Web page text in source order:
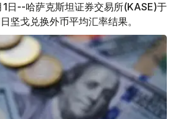
日--哈萨克斯坦证券交易所(KASE)于
坚戈兑换外币平均汇率结果。